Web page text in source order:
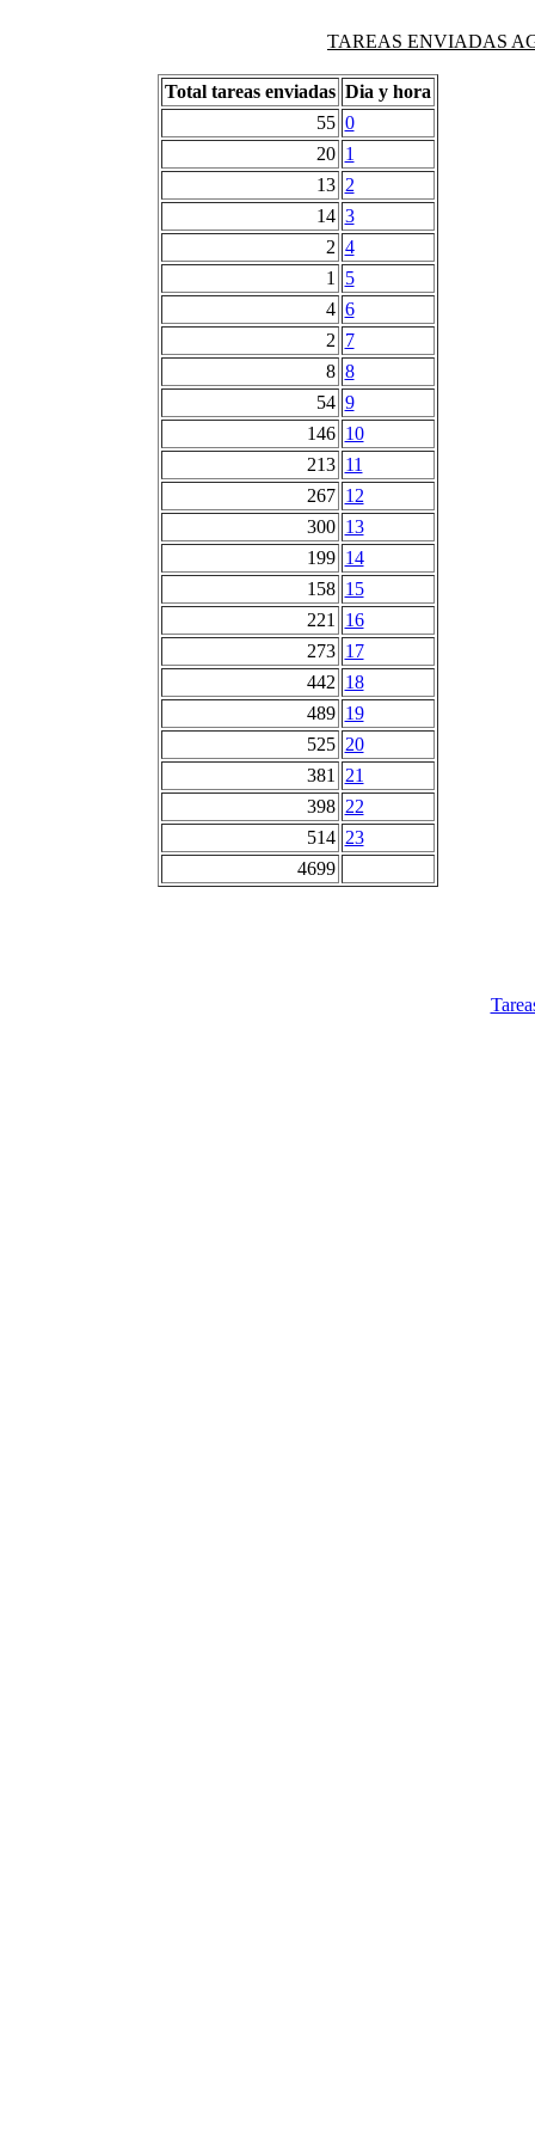
TAREAS ENVIADAS
Total tareas enviadas Dia y hora
55 0
20 1
13 2
14 3
2 4
1
5
4 6
2 7
8 8
54 9
146 10
213 11
267 12
300 13
199 14
158 15
221
16
273 17
442 18
489 19
525 20
381
21
398 22
514 23
4699